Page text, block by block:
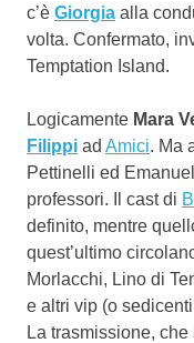
c’è Giorgia alla
volta. Confermato,
Temptation Island.
Logicamente Mara
Filippi ad Amici. Ma
Pettinelli ed
professori. Il cast di
definito, mentre
quest’ultimo
Morlacchi, Lino di
e altri vip (o
La trasmissione,